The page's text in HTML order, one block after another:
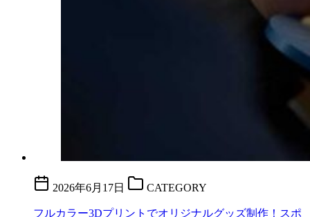
2026年6月17日 CATEGORY
フルカラー3Dプリントでオリジナルグッズ制作！スポ